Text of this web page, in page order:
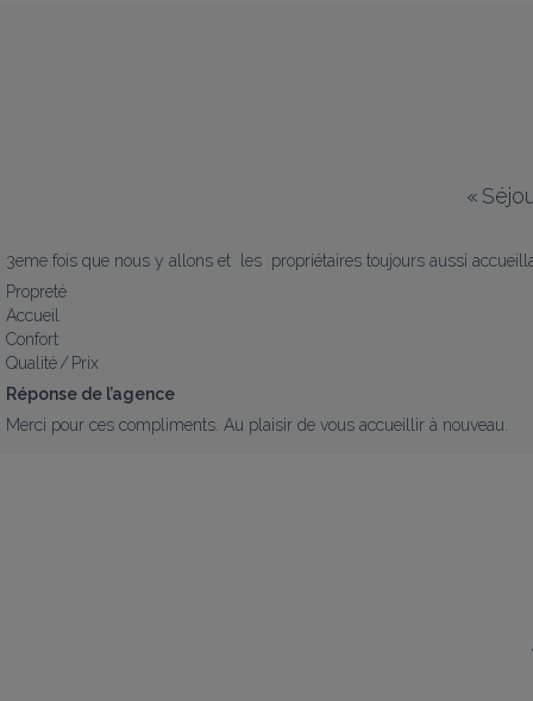
«
3eme fois que nous y allons et  les  propriétaires toujours aussi
Propreté
Accueil
Confort
Qualité / Prix
Réponse de l’agence
Merci pour ces compliments. Au plaisir de vous accueillir à nouveau.